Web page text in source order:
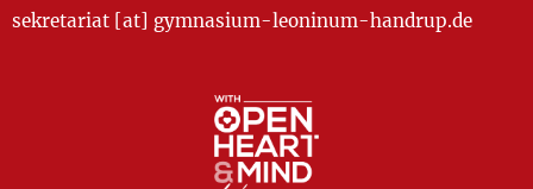
sekretariat [at] gymnasium-leoninum-handrup.de